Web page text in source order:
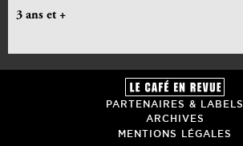
3 ans et +
PARTENAIRES & LABELS
ARCHIVES
MENTIONS LÉGALES